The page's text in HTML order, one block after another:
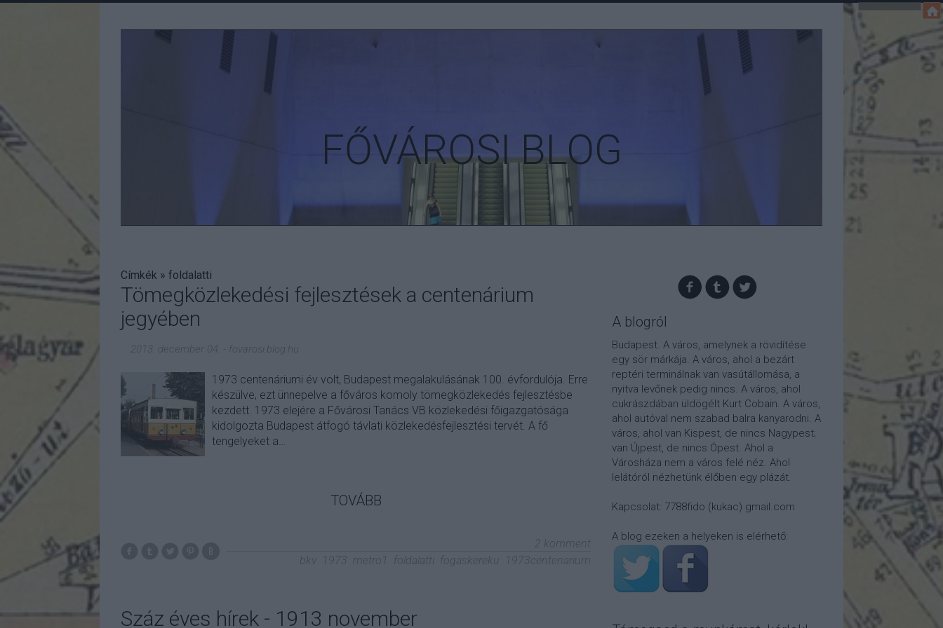
FŐVÁROSI BLOG
Címkék » foldalatti
Tömegközlekedési fejlesztések a centenárium
jegyében
2013. december 04. fovarosi.blog.hu
1973 centenáriumi év volt, Budapest megalakulásának 100. évfordulója. Erre
készülve, ezt ünnepelve a főváros komoly tömegközlekedés fejlesztésbe
kezdett. 1973 elejére a Fővárosi Tanács VB közlekedési főigazgatósága
kidolgozta Budapest átfogó távlati közlekedésfejlesztési tervét. A fő
tengelyeket a…
TOVÁBB
2 komment
bkv
1973 metro1 foldalatti fogaskereku 1973centenarium
Száz éves hírek - 1913 november
A blogról
Budapest. A város, amelynek a rövidítése
egy sör márkája. A város, ahol a bezárt
reptéri terminálnak van vasútállomása, a
nyitva levőnek pedig nincs. A város, ahol
cukrászdában üldögélt Kurt Cobain. A város,
ahol autóval nem szabad balra kanyarodni. A
város, ahol van Kispest, de nincs Nagypest;
van Újpest, de nincs Ópest. Ahol a
Városháza nem a város felé néz. Ahol
lelátóról nézhetünk élőben egy plázát.
Kapcsolat: 7788fido (kukac) gmail.com
A blog ezeken a helyeken is elérhető: